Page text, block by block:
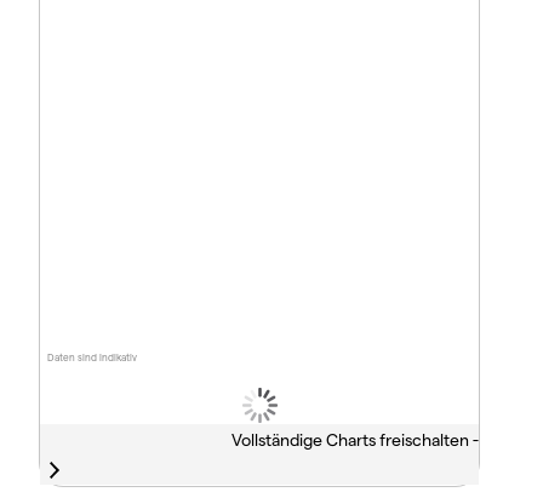
Daten sind indikativ
Vollständige Charts freischalten -